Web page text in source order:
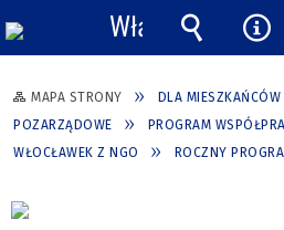
MAPA STRONY DLA MIESZKAŃCÓW
POZARZĄDOWE
PROGRAM
WŁOCŁAWEK Z NGO
ROCZNY
Włącz
powiadomienia